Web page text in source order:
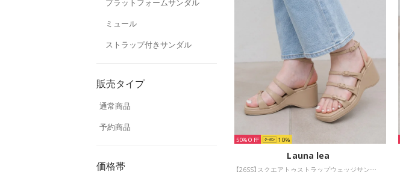
ミュール
ストラップ付きサンダル
販売タイプ
通常商品
予約商品
価格帯
50% 10
Launa lea
【26SS】スクエアトゥストラップウェッジサンダル(S161) （ベージュ）